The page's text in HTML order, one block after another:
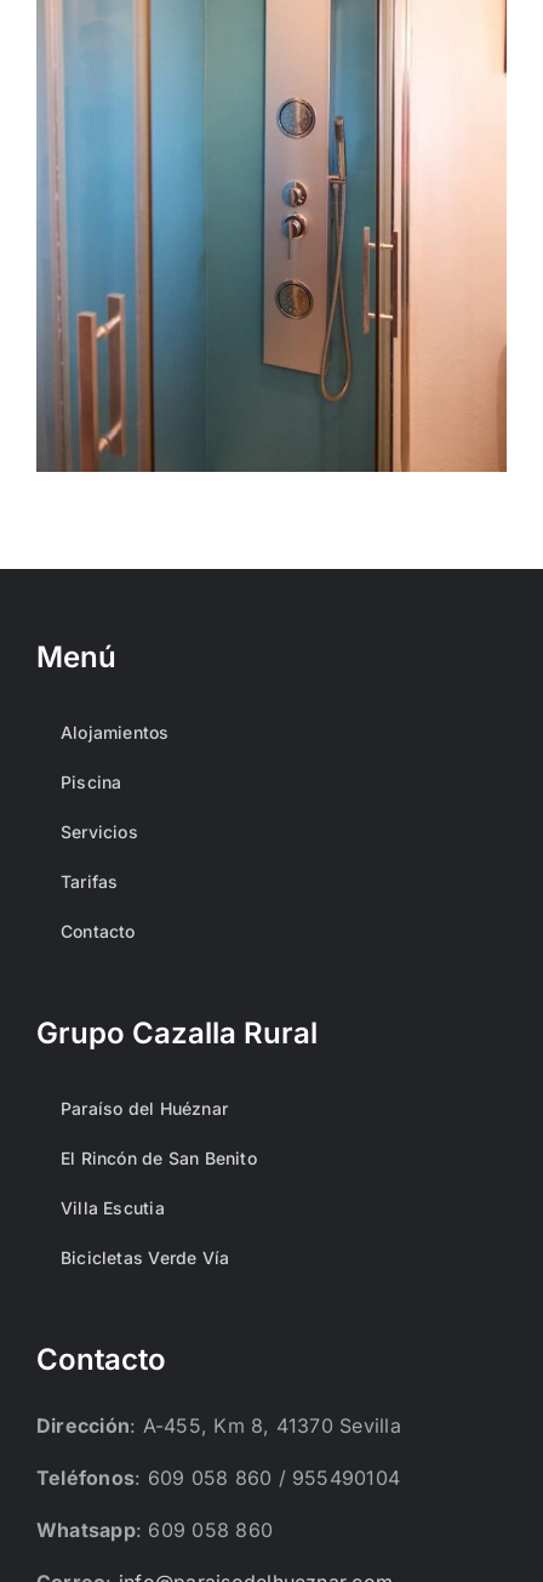
Menú
Alojamientos
Piscina
Servicios
Tarifas
Contacto
Grupo Cazalla Rural
Paraíso del Huéznar
El Rincón de San Benito
Villa Escutia
Bicicletas Verde Vía
Contacto
Dirección: A-455, Km 8, 41370 Sevilla
Teléfonos: 609 058 860 / 955490104
Whatsapp: 609 058 860